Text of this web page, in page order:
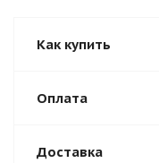
Как купить
Оплата
Доставка